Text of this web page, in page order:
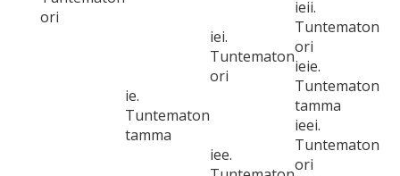
ori
ie.
Tuntematon
tamma
iei.
Tuntematon
ori
ieii.
Tuntematon
ori
ieie.
Tuntematon
tamma
iee.
ieei.
Tuntematon
ori